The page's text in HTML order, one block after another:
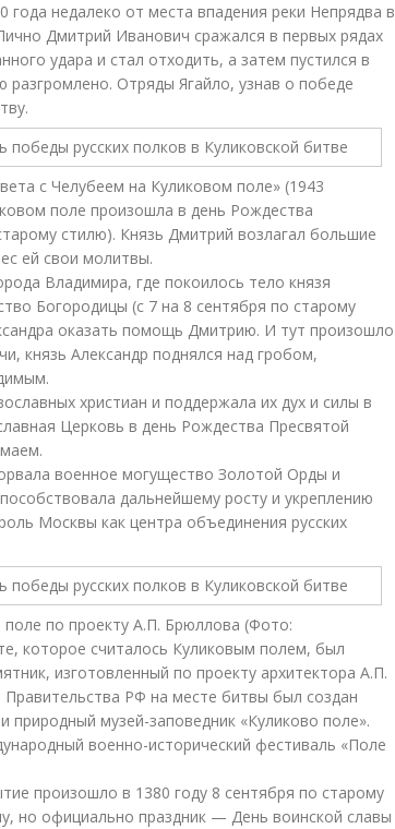
недалеко от места впадения реки Непрядва в
Дмитрий Иванович сражался в первых рядах
удара и стал отходить, а затем пустился в
Отряды Ягайло, узнав о победе
с Челубеем на Куликовом поле» (1943
поле произошла в день Рождества
стилю). Князь Дмитрий возлагал большие
ей свои молитвы.
Владимира, где покоилось тело князя
Богородицы (с 7 на 8 сентября по старому
оказать помощь Дмитрию. И тут произошло
князь Александр поднялся над гробом,
христиан и поддержала их дух и силы в
Церковь в день Рождества Пресвятой
военное могущество Золотой Орды и
дальнейшему росту и укреплению
Москвы как центра объединения русских
по проекту А.П. Брюллова (Фото:
которое считалось Куликовым полем, был
изготовленный по проекту архитектора А.П.
РФ на месте битвы был создан
природный музей-заповедник «Куликово поле».
военно-исторический фестиваль «Поле
произошло в 1380 году 8 сентября по старому
но официально праздник — День воинской славы